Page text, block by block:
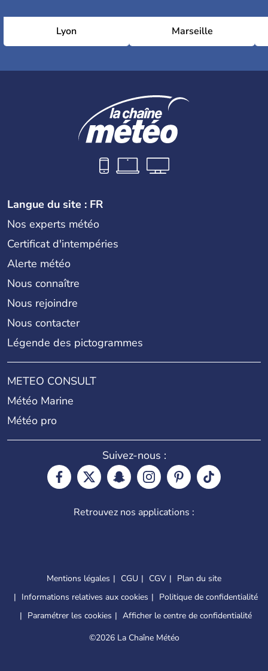
Lyon Marseille
Langue du site : FR
Nos experts météo
Certificat d'intempéries
Alerte météo
Nous connaître
Nous rejoindre
Nous contacter
Légende des pictogrammes
METEO CONSULT
Météo Marine
Météo pro
Suivez-nous :
Retrouvez nos applications :
Mentions légales CGU CGV
Plan du site
Informations relatives aux cookies
Politique de confidentialité
Paramétrer les cookies
Afficher le centre de confidentialité
©2026 La Chaîne Météo